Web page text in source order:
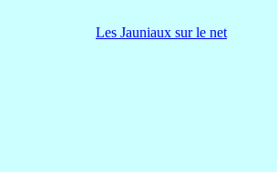
Les Jauniaux sur le net